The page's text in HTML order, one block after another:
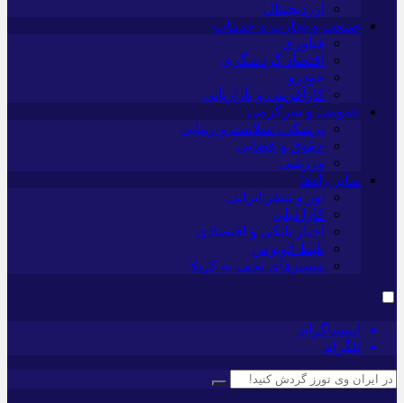
ارزدیجیتال
صنعت و تجارت و خدمات
فناوری
اقتصاد گردشگری
خودرو
کارآفرینی و بازاریابی
عمومی و سرگرمی
پزشکی، سلامت و زیبایی
حقوق و قضایی
ورزشی
سایر راه‌ها
تور و سفر ایرانی
کارا دیلی
اخبار بانکی و اقتصادی
بلیط اتوبوس
مسیرهای نجف به کربلا
اینستاگرام
تلگرام